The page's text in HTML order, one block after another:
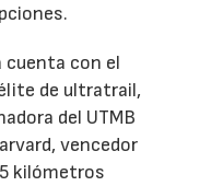
cuenta con el
de ultratrail,
del UTMB
vencedor
kilómetros